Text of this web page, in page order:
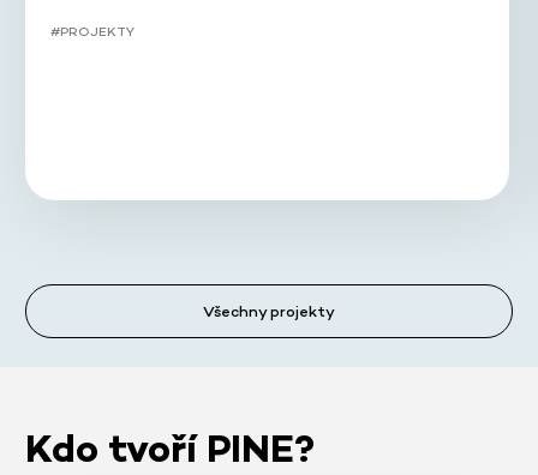
#PROJEKTY
Všechny projekty
Kdo tvoří PINE?